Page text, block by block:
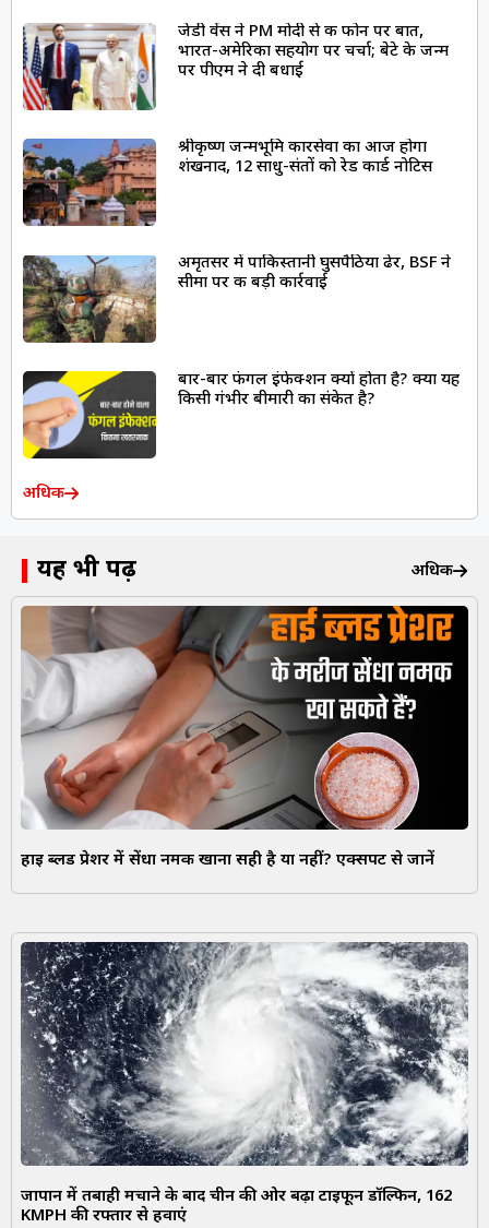
जेडी वेंस ने PM मोदी से की फोन पर बात,
भारत-अमेरिका सहयोग पर चर्चा; बेटे के जन्म
पर पीएम ने दी बधाई
श्रीकृष्ण जन्मभूमि कारसेवा का आज होगा
शंखनाद, 12 साधु-संतों को रेड कार्ड नोटिस
अमृतसर में पाकिस्तानी घुसपैठिया ढेर, BSF ने
सीमा पर की बड़ी कार्रवाई
बार-बार फंगल इंफेक्शन क्यों होता है? क्या यह
किसी गंभीर बीमारी का संकेत है?
अधिक
यह भी पढ़ें अधिक
हाई ब्लड प्रेशर में सेंधा नमक खाना सही है या नहीं? एक्सपर्ट से जानें
जापान में तबाही मचाने के बाद चीन की ओर बढ़ा टाइफून डॉल्फिन, 162
KMPH की रफ्तार से हवाएं